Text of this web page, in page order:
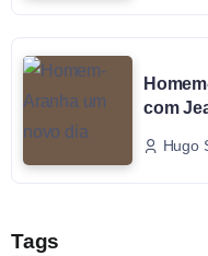
com
Hugo
Tags